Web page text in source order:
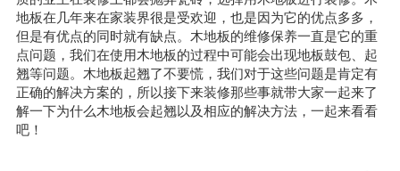
地板在几年来在家装界很是受欢迎，也是因为它的优点多多，
但是有优点的同时就有缺点。木地板的维修保养一直是它的重
点问题，我们在使用木地板的过程中可能会出现地板鼓包、起
翘等问题。木地板起翘了不要慌，我们对于这些问题是肯定有
正确的解决方案的，所以接下来装修那些事就带大家一起来了
解一下为什么木地板会起翘以及相应的解决方法，一起来看看
吧！